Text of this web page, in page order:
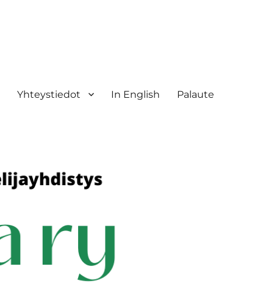
Yhteystiedot In English Palaute